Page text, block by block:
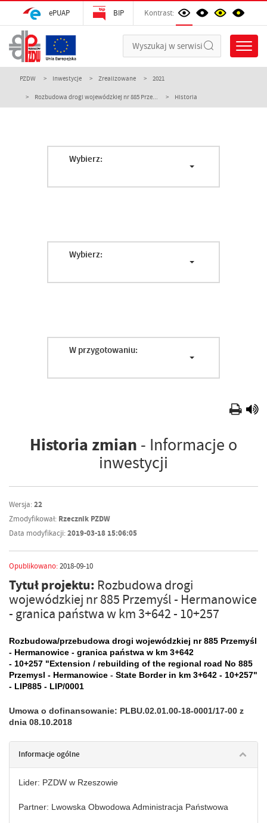
ePUAP BIP Kontrast:
PZDW Inwestycje Zrealizowane 2021
Rozbudowa drogi wojewódzkiej nr 885 Prze... Historia
Wybierz:
Wybierz:
W przygotowaniu:
Historia zmian - Informacje o
inwestycji
Wersja:22
Zmodyfikował: Rzecznik PZDW
Data modyfikacji:2019-03-18 15:06:05
Opublikowano:2018-09-10
Tytuł projektu: Rozbudowa drogi
wojewódzkiej nr 885 Przemyśl - Hermanowice
- granica państwa w km 3+642 - 10+257
Rozbudowa/przebudowa drogi wojewódzkiej nr 885 Przemyśl
- Hermanowice - granica państwa w km 3+642
- 10+257 "Extension / rebuilding of the regional road No 885
Przemysl - Hermanowice - State Border in km 3+642 - 10+257"
- LIP885 - LIP/0001
Umowa o dofinansowanie: PLBU.02.01.00-18-0001/17-00 z
dnia 08.10.2018
Informacje ogólne
Lider: PZDW w Rzeszowie
Partner: Lwowska Obwodowa Administracja Państwowa